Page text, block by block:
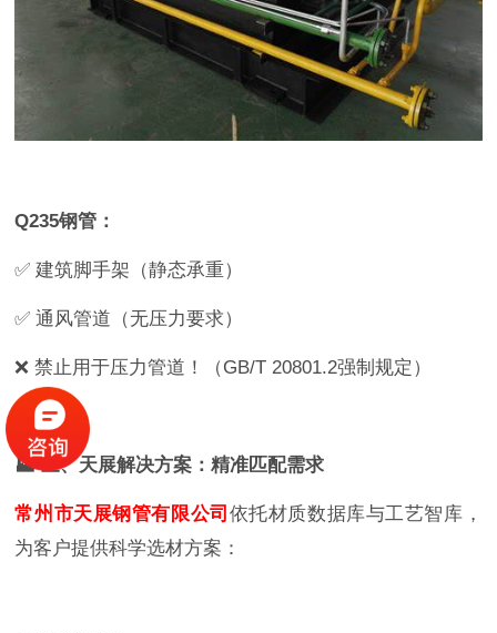
Q235钢管：
✅ 建筑脚手架（静态承重）
✅ 通风管道（无压力要求）
❌ 禁止用于压力管道！（GB/T 20801.2强制规定）
🏭 三、天展解决方案：精准匹配需求
常州市天展钢管有限公司 依托材质数据库与工艺智库，
为客户提供科学选材方案：